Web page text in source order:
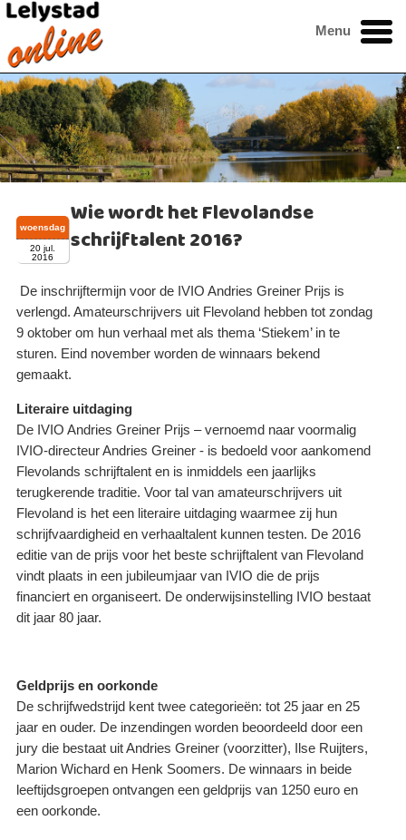
Menu
Wie wordt het Flevolandse
schrijftalent 2016?
woensdag
20 jul.
2016
De inschrijftermijn voor de IVIO Andries Greiner Prijs is
verlengd. Amateurschrijvers uit Flevoland hebben tot zondag
9 oktober om hun verhaal met als thema ‘Stiekem’ in te
sturen. Eind november worden de winnaars bekend
gemaakt.
Literaire uitdaging
De IVIO Andries Greiner Prijs – vernoemd naar voormalig
IVIO-directeur Andries Greiner - is bedoeld voor aankomend
Flevolands schrijftalent en is inmiddels een jaarlijks
terugkerende traditie. Voor tal van amateurschrijvers uit
Flevoland is het een literaire uitdaging waarmee zij hun
schrijfvaardigheid en verhaaltalent kunnen testen. De 2016
editie van de prijs voor het beste schrijftalent van Flevoland
vindt plaats in een jubileumjaar van IVIO die de prijs
financiert en organiseert. De onderwijsinstelling IVIO bestaat
dit jaar 80 jaar.
Geldprijs en oorkonde
De schrijfwedstrijd kent twee categorieën: tot 25 jaar en 25
jaar en ouder. De inzendingen worden beoordeeld door een
jury die bestaat uit Andries Greiner (voorzitter), Ilse Ruijters,
Marion Wichard en Henk Soomers. De winnaars in beide
leeftijdsgroepen ontvangen een geldprijs van 1250 euro en
een oorkonde.